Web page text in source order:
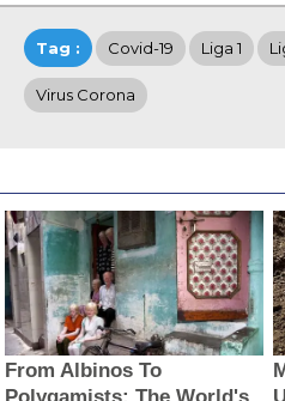
Tag : Covid-19 Liga 1
Virus Corona